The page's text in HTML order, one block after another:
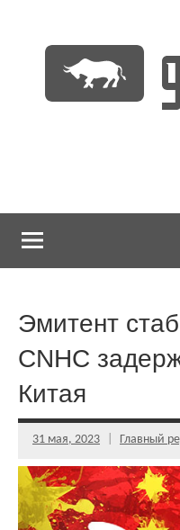
содержимому
Эмитент
CNHC
Китая
31 мая, 2023 Главный